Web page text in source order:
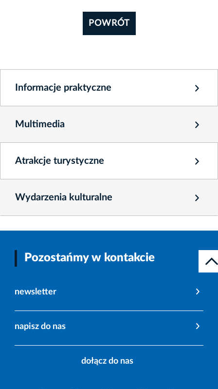
POWRÓT
Informacje praktyczne
Multimedia
Atrakcje turystyczne
Wydarzenia kulturalne
Pozostańmy w kontakcie
newsletter
napisz do nas
dołącz do nas